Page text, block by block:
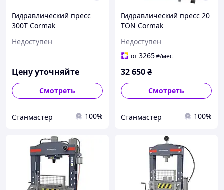
Гидравлический пресс
300T Cormak
Недоступен
Цену уточняйте
Смотреть
Станмастер 100%
Гидравлический пресс 20
TON Cormak
Недоступен
от3265₴/мес
32 650₴
Смотреть
Станмастер 100%